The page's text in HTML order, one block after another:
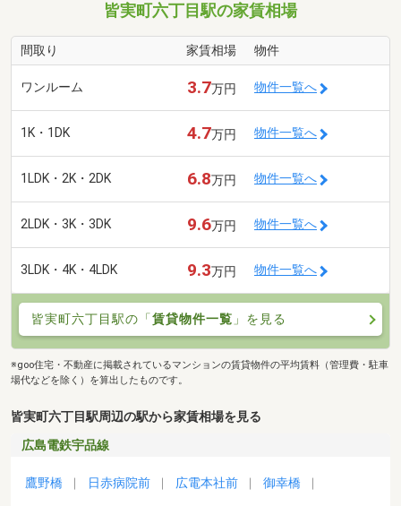
皆実町六丁目駅の家賃相場
間取り 家賃相場 物件
ワンルーム 3.7万円 物件一覧へ
1K・1DK 4.7万円 物件一覧へ
1LDK・2K・2DK 6.8万円 物件一覧へ
2LDK・3K・3DK 9.6万円 物件一覧へ
3LDK・4K・4LDK 9.3万円 物件一覧へ
皆実町六丁目駅の「賃貸物件一覧 」を見る
※goo住宅・不動産に掲載されているマンションの賃貸物件の平均賃料（管理費・駐車
場代などを除く）を算出したものです。
皆実町六丁目駅周辺の駅から家賃相場を見る
広島電鉄宇品線
鷹野橋 日赤病院前 広電本社前 御幸橋